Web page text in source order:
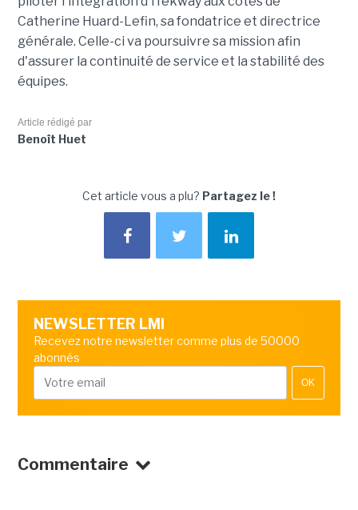
Catherine Huard-Lefin, sa fondatrice et directrice
générale. Celle-ci va poursuivre sa mission afin
d'assurer la continuité de service et la stabilité des
équipes.
Article rédigé par
Benoît Huet
Cet article vous a plu? Partagez le !
NEWSLETTER LMI
Recevez notre newsletter comme plus de 50000
abonnés
OK
Commentaire